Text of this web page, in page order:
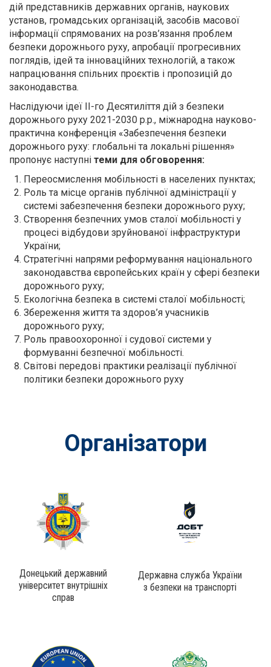
дій представників державних органів, наукових
установ, громадських організацій, засобів масової
інформації спрямованих на розв’язання проблем
безпеки дорожнього руху, апробації прогресивних
поглядів, ідей та інноваційних технологій, а також
напрацювання спільних проєктів і пропозицій до
законодавства.
Наслідуючи ідеї ІІ-го Десятиліття дій з безпеки
дорожнього руху 2021-2030 р.р., міжнародна науково-
практична конференція «Забезпечення безпеки
дорожнього руху: глобальні та локальні рішення»
пропонує наступні теми для обговорення:
Переосмислення мобільності в населених пунктах;
Роль та місце органів публічної адміністрації у
системі забезпечення безпеки дорожнього руху;
Створення безпечних умов сталої мобільності у
процесі відбудови зруйнованої інфраструктури
України;
Стратегічні напрями реформування національного
законодавства європейських країн у сфері безпеки
дорожнього руху;
Екологічна безпека в системі сталої мобільності;
Збереження життя та здоров’я учасників
дорожнього руху;
Роль правоохоронної і судової системи у
формуванні безпечної мобільності.
Світові передові практики реалізації публічної
політики безпеки дорожнього руху
Організатори
Донецький державний
університет внутрішніх
справ
Державна служба України
з безпеки на транспорті